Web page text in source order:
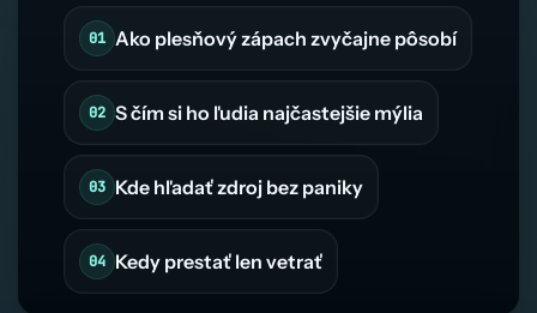
Ako plesňový zápach zvyčajne pôsobí
S čím si ho ľudia najčastejšie mýlia
Kde hľadať zdroj bez paniky
Kedy prestať len vetrať